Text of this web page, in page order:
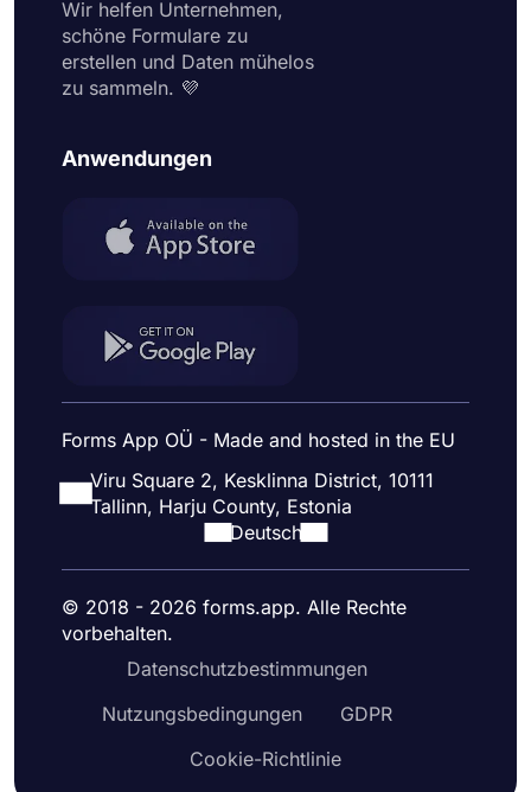
Wir helfen Unternehmen,
schöne Formulare zu
erstellen und Daten mühelos
zu sammeln. 💜
Anwendungen
Forms App OÜ - Made and hosted in the EU
Viru Square 2, Kesklinna District, 10111
Tallinn, Harju County, Estonia
Deutsch
© 2018 - 2026 forms.app. Alle Rechte
vorbehalten.
Datenschutzbestimmungen
Nutzungsbedingungen
GDPR
Cookie-Richtlinie